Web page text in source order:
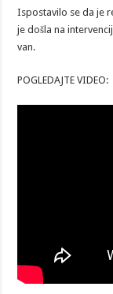
Ispostavilo se da je
je došla na
van.
POGLEDAJTE VIDEO: